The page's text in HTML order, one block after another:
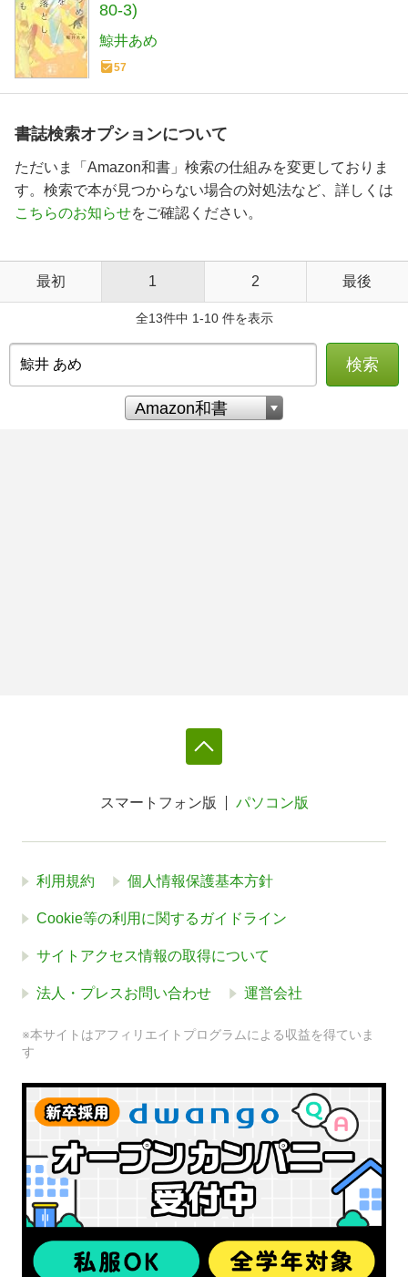
80-3)
鯨井あめ
57
書誌検索オプションについて
ただいま「Amazon和書」検索の仕組みを変更しておりま
す。検索で本が見つからない場合の対処法など、詳しくは
こちらのお知らせをご確認ください。
最初 1 2 最後
全13件中 1-10 件を表示
検索
スマートフォン版 パソコン版
利用規約 個人情報保護基本方針
Cookie等の利用に関するガイドライン
サイトアクセス情報の取得について
法人・プレスお問い合わせ 運営会社
※本サイトはアフィリエイトプログラムによる収益を得ていま
す